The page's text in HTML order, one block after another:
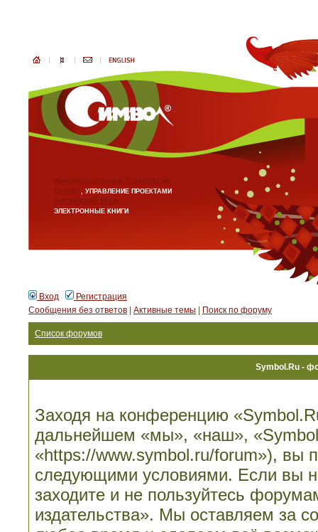
ИНФОРМАЦИОННЫЕ ТЕХНОЛОГИИ
БИЗНЕС, УПРАВЛЕНИЕ ПРОЕКТАМИ
АНГЛИЙСКИЙ ЯЗЫК
ЭЛЕКТРОННЫЕ КНИГИ
Вход
Регистрация
Сообщения без ответов
Активные темы Поиск по форуму
Список форумов
Symbol.Ru -
Заходя на конференцию
дальнейшем «мы», «наш»,
«https://www.symbol.ru/forum»), вы
следующими условиями. Если вы
заходите и не пользуйтесь
издательства». Мы оставляем за